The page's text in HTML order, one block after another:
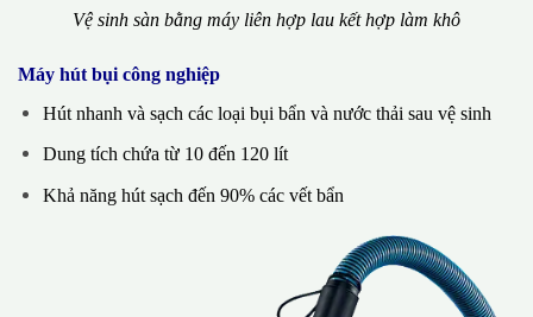
Vệ sinh sàn bằng máy liên hợp lau kết hợp làm khô
Máy hút bụi công nghiệp
Hút nhanh và sạch các loại bụi bẩn và nước thải sau vệ sinh
Dung tích chứa từ 10 đến 120 lít
Khả năng hút sạch đến 90% các vết bẩn